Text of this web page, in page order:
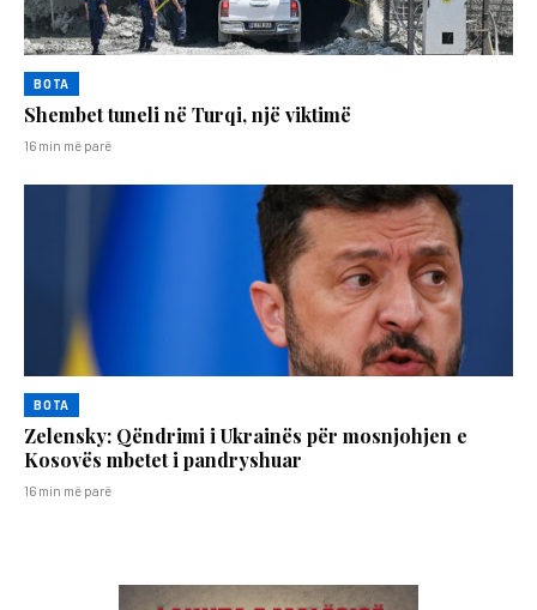
BOTA
Shembet tuneli në Turqi, një viktimë
16 min më parë
BOTA
Zelensky: Qëndrimi i Ukrainës për mosnjohjen e
Kosovës mbetet i pandryshuar
16 min më parë